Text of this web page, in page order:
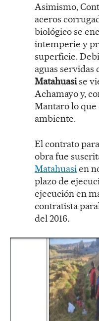
Asimismo,
aceros
biológico se
intemperie y
superficie.
aguas
Matahuasise
Achamayo y,
Mantaro lo
ambiente.
El contrato
obra fue
Matahuasien
plazo de
ejecución en
contratista
del 2016.